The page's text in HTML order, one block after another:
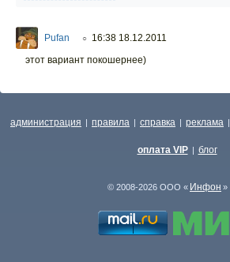
Pufan ○ 16:38 18.12.2011
этот вариант покошернее)
администрация | правила | справка | реклама |
оплата VIP | блог
© 2008-2026 ООО « Инфон »